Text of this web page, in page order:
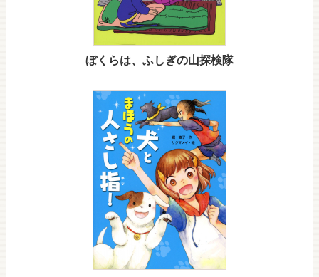
ぼくらは、ふしぎの山探検隊